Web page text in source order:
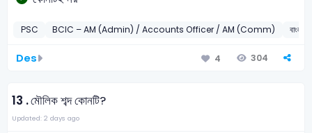
PSC BCIC – AM (Admin) / Accounts Officer / AM (Comm) বাংলা
Des 4 304
13 .মৌলিক শব্দ কোনটি?
Updated: 2 days ago